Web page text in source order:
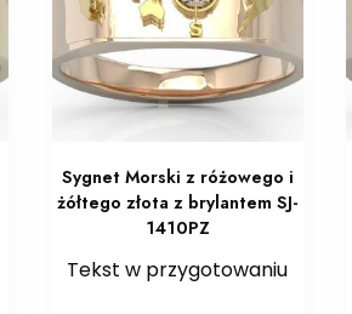
Sygnet Morski z różowego i
żółtego złota z brylantem SJ-
1410PZ
Tekst w przygotowaniu